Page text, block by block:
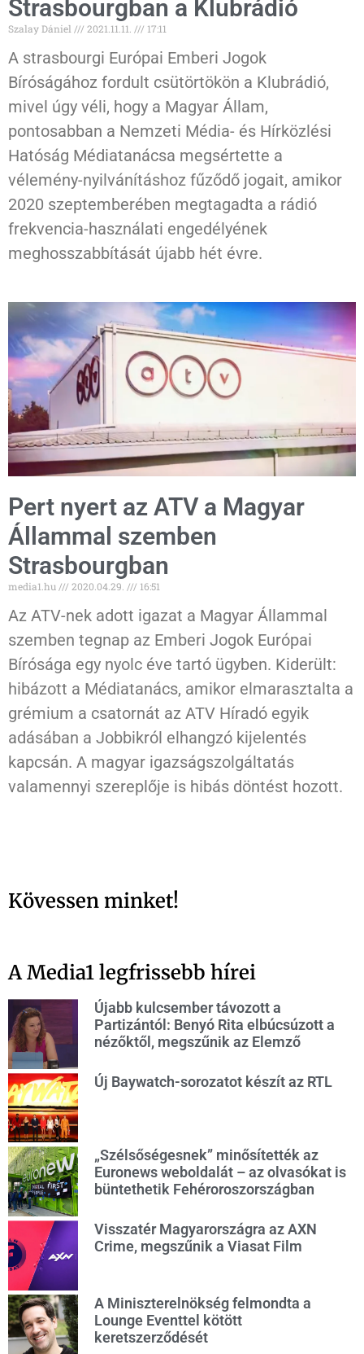
Strasbourgban a Klubrádió
Szalay Dániel 2021.11.11. 17:11
A strasbourgi Európai Emberi Jogok
Bíróságához fordult csütörtökön a Klubrádió,
mivel úgy véli, hogy a Magyar Állam,
pontosabban a Nemzeti Média- és Hírközlési
Hatóság Médiatanácsa megsértette a
vélemény-nyilvánításhoz fűződő jogait, amikor
2020 szeptemberében megtagadta a rádió
frekvencia-használati engedélyének
meghosszabbítását újabb hét évre.
Pert nyert az ATV a Magyar
Állammal szemben
Strasbourgban
media1.hu 2020.04.29. 16:51
Az ATV-nek adott igazat a Magyar Állammal
szemben tegnap az Emberi Jogok Európai
Bírósága egy nyolc éve tartó ügyben. Kiderült:
hibázott a Médiatanács, amikor elmarasztalta a
grémium a csatornát az ATV Híradó egyik
adásában a Jobbikról elhangzó kijelentés
kapcsán. A magyar igazságszolgáltatás
valamennyi szereplője is hibás döntést hozott.
Kövessen minket!
A Media1 legfrissebb hírei
Újabb kulcsember távozott a
Partizántól: Benyó Rita elbúcsúzott a
nézőktől, megszűnik az Elemző
Új Baywatch-sorozatot készít az RTL
„Szélsőségesnek” minősítették az
Euronews weboldalát – az olvasókat is
büntethetik Fehéroroszországban
Visszatér Magyarországra az AXN
Crime, megszűnik a Viasat Film
A Miniszterelnökség felmondta a
Lounge Eventtel kötött
keretszerződését